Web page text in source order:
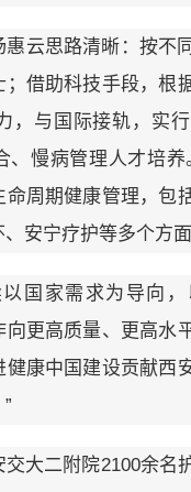
惠云思路清晰：按不
；借助科技手段，根
，与国际接轨，实
、慢病管理人才培养
命周期健康管理，包
安宁疗护等多个方
国家需求为导向
向更高质量、更高水
健康中国建设贡献西
大二附院2100余名